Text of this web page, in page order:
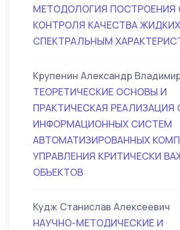
МЕТОДОЛОГИЯ ПОСТРОЕНИЯ
КОНТРОЛЯ КАЧЕСТВА
СПЕКТРАЛЬНЫМ
Крупенин Александр
ТЕОРЕТИЧЕСКИЕ ОСНОВЫ И
ПРАКТИЧЕСКАЯ РЕАЛИЗАЦИЯ
ИНФОРМАЦИОННЫХ СИСТЕМ
АВТОМАТИЗИРОВАННЫХ
УПРАВЛЕНИЯ КРИТИЧЕСКИ
ОБЪЕКТОВ
Кудж Станислав Алексеевич
НАУЧНО-МЕТОДИЧЕСКИЕ И